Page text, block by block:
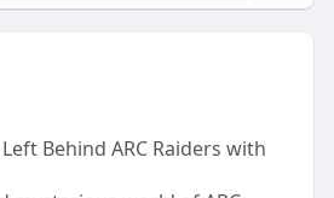
Behind ARC Raiders with